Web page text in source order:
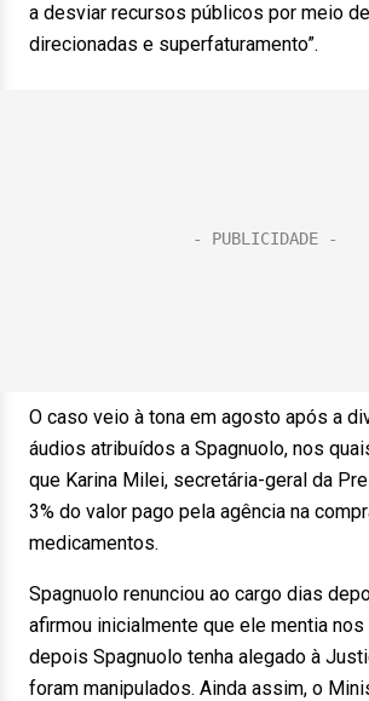
a desviar recursos públicos por meio
direcionadas e superfaturamento”.
O caso veio à tona em agosto após a
áudios atribuídos a Spagnuolo, nos
que Karina Milei, secretária-geral da
3% do valor pago pela agência na
medicamentos.
Spagnuolo renunciou ao cargo dias
afirmou inicialmente que ele mentia
depois Spagnuolo tenha alegado à
foram manipulados. Ainda assim, o